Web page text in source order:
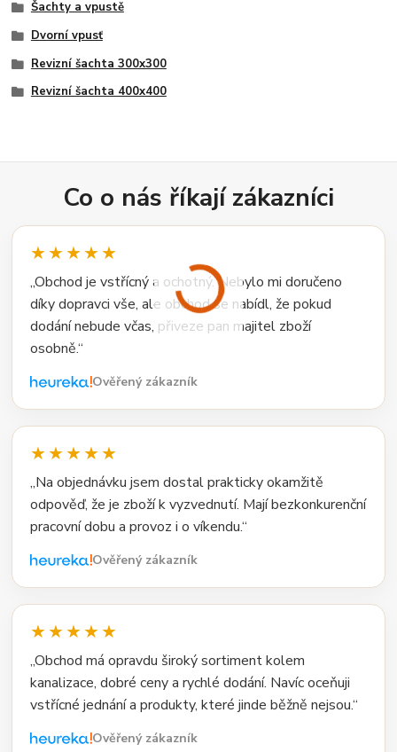
Šachty a vpustě
Dvorní vpusť
Revizní šachta 300x300
Revizní šachta 400x400
Co o nás říkají zákazníci
★★★★★
„Obchod je vstřícný a ochotný. Nebylo mi doručeno
díky dopravci vše, ale obchod se nabídl, že pokud
dodání nebude včas, přiveze pan majitel zboží
osobně.“
Ověřený zákazník
★★★★★
„Na objednávku jsem dostal prakticky okamžitě
odpověď, že je zboží k vyzvednutí. Mají bezkonkurenční
pracovní dobu a provoz i o víkendu.“
Ověřený zákazník
★★★★★
„Obchod má opravdu široký sortiment kolem
kanalizace, dobré ceny a rychlé dodání. Navíc oceňuji
vstřícné jednání a produkty, které jinde běžně nejsou.“
Ověřený zákazník